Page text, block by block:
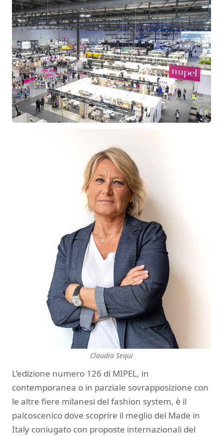
Claudia Sequi
L’edizione numero 126 di MIPEL, in
contemporanea o in parziale sovrapposizione con
le altre fiere milanesi del fashion system, è il
palcoscenico dove scoprire il meglio del Made in
Italy coniugato con proposte internazionali del